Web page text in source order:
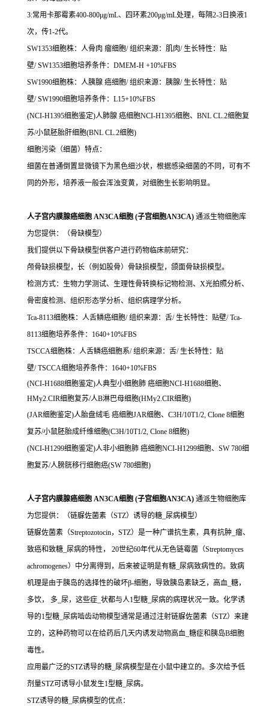
3:常用卡那霉素400-800μg/mL、四环素200μg/mL处理，每隔2-3日换液1
次，传1-2代。
SW1353细胞株：人骨肉 瘤细胞/ 组织来源：肌肉/ 生长特性：贴
壁/ SW1353细胞培养条件：DMEM-H +10%FBS
SW1990细胞株：人胰腺 癌细胞/ 组织来源：胰腺/ 生长特性：贴
壁/ SW1990细胞培养条件：L15+10%FBS
(NCI-H1395细胞鉴定)人肺腺 癌细胞NCI-H1395细胞、BNL CL.2细胞复
苏/小鼠胚胎肝细胞(BNL CL.2细胞)
细胞污染（细菌）特点：
细菌在普通倒置显微镜下为黑色细沙状，根据感染细菌的不同，可有不
同的外形，培养液一般会浑浊变黄，对细胞生长影响明显。
人子宫内膜腺癌细胞 AN3CA细胞 (子宫细胞AN3CA) 通派生物细胞库
为您提供：（骨缺模型）
我们提供以下骨缺模型供客户进行药物临床前研究：
颅骨缺损模型，长（例如股骨）骨缺损模型，颌面骨缺损模型。
检测方式：生物力学测试、生理性骨转换标记物检测、X光拍照分析、
骨密度检测、组织形态学分析、组织病理学分析。
Tca-8113细胞株：人舌鳞癌细胞/ 组织来源：舌/ 生长特性：贴壁/ Tca-
8113细胞培养条件：1640+10%FBS
TSCCA细胞株：人舌鳞癌细胞系/ 组织来源：舌/ 生长特性：贴
壁/ TSCCA细胞培养条件：1640+10%FBS
(NCI-H1688细胞鉴定)人典型小细胞肺 癌细胞NCI-H1688细胞、
HMy2.CIR细胞复苏/人B淋巴母细胞(HMy2.CIR细胞)
(JAR细胞鉴定)人胎盘绒毛 癌细胞JAR细胞、C3H/10T1/2, Clone 8细胞
复苏/小鼠胚胎成纤维细胞(C3H/10T1/2, Clone 8细胞)
(NCI-H1299细胞鉴定)人非小细胞肺 癌细胞NCI-H1299细胞、SW 780细
胞复苏/人膀胱移行细胞癌(SW 780细胞)
人子宫内膜腺癌细胞 AN3CA细胞 (子宫细胞AN3CA) 通派生物细胞库
为您提供：（链脲佐菌素（STZ）诱导的糖_尿病模型）
链脲佐菌素（Streptozotocin，STZ）是一种广谱抗生素，具有抗肿_瘤、
致癌和致糖_尿病的特性， 20世纪60年代从无色链霉菌（Streptomyces
achromogenes）中分离得到，后来被证明是有糖_尿病致病性的。致病
机理是由于胰岛的选择性的破坏β-细胞，导致胰岛素缺乏，高血_糖，
多饮， 多_尿，这些症_状都与人1型糖_尿病的病理状况一致。化学诱
导的1型糖_尿病啮齿动物模型通常是通过注射链脲佐菌素（STZ）来建
立的，这种药物可以在给药后几天内诱发动物高血_糖症和胰岛B细胞
毒性。
应用最广泛的STZ诱导的糖_尿病模型是在小鼠中建立的。多次给予低
剂量STZ可诱导小鼠发生1型糖_尿病。
STZ诱导的糖_尿病模型的优点：